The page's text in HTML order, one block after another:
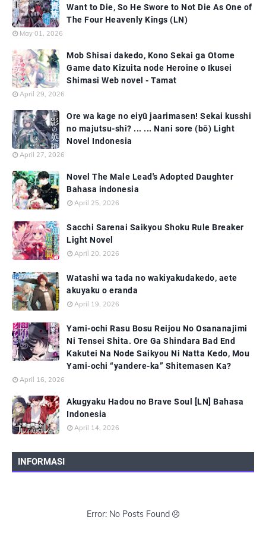
Want to Die, So He Swore to Not Die As One of
The Four Heavenly Kings (LN)
May 01, 2026
Mob Shisai dakedo, Kono Sekai ga Otome
Game dato Kizuita node Heroine o Ikusei
Shimasi Web novel - Tamat
April 29, 2026
Ore wa kage no eiyū jaarimasen! Sekai kusshi
no majutsu-shi? ... ... Nani sore (bō) Light
Novel Indonesia
April 27, 2026
Novel The Male Lead's Adopted Daughter
Bahasa indonesia
April 25, 2026
Sacchi Sarenai Saikyou Shoku Rule Breaker
Light Novel
April 20, 2026
Watashi wa tada no wakiyakudakedo, aete
akuyaku o eranda
April 19, 2026
Yami-ochi Rasu Bosu Reijou No Osananajimi
Ni Tensei Shita. Ore Ga Shindara Bad End
Kakutei Na Node Saikyou Ni Natta Kedo, Mou
Yami-ochi “yandere-ka” Shitemasen Ka?
April 16, 2026
Akugyaku Hadou no Brave Soul [LN] Bahasa
Indonesia
April 14, 2026
INFORMASI
Error: No Posts Found